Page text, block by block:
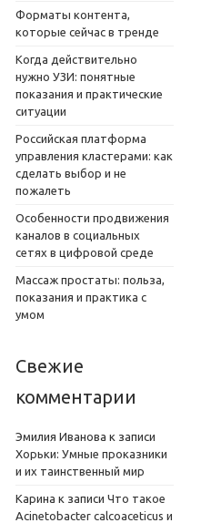
Форматы контента,
которые сейчас в тренде
Когда действительно
нужно УЗИ: понятные
показания и практические
ситуации
Российская платформа
управления кластерами: как
сделать выбор и не
пожалеть
Особенности продвижения
каналов в социальных
сетях в цифровой среде
Массаж простаты: польза,
показания и практика с
умом
Свежие
комментарии
Эмилия Иванова к записи
Хорьки: Умные проказники
и их таинственный мир
Карина к записи Что такое
Acinetobacter calcoaceticus и